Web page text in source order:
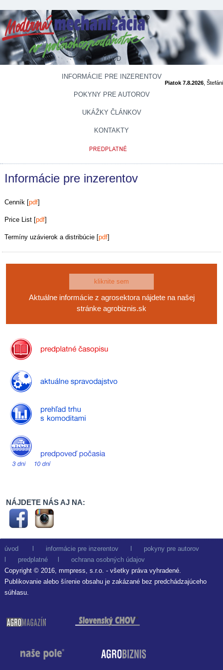
Piatok 7.8.2026,
ÚVOD
INFORMÁCIE PRE INZERENTOV
POKYNY PRE AUTOROV
UKÁŽKY ČLÁNKOV
KONTAKTY
Informácie pre inzerentov
Cenník [pdf]
Price List [pdf]
Termíny uzávierok a distribúcie [pdf]
kliknite sem
Aktuálne informácie z agrosektora nájdete na našej
stránke agrobiznis.sk
NÁJDETE NÁS AJ NA:
úvod informácie pre inzerentov
pokyny pre autorov
predplatné
ochrana osobných údajov
Copyright © 2016, mmpress, s.r.o. - všetky práva vyhradené.
Publikovanie alebo šírenie obsahu je zakázané bez predchádzajúceho
súhlasu.